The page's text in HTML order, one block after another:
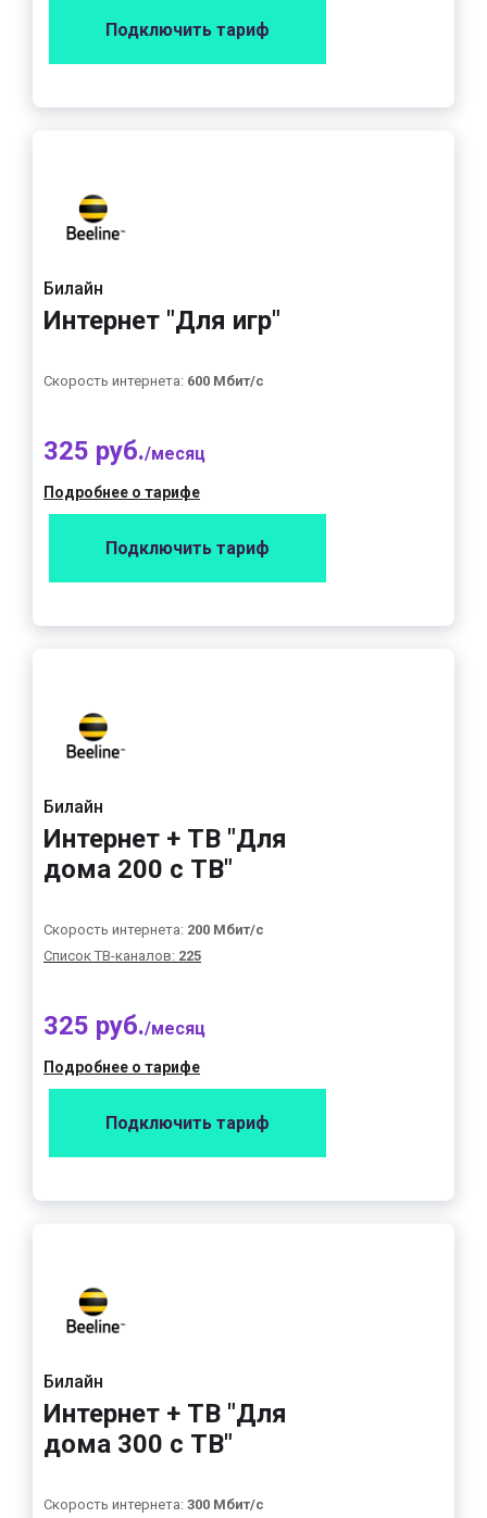
Подключить тариф
Билайн
Интернет "Для игр"
Скорость интернета: 600 Мбит/с
325 руб./месяц
Подробнее о тарифе
Подключить тариф
Билайн
Интернет + ТВ "Для
дома 200 с ТВ"
Скорость интернета: 200 Мбит/с
Список ТВ-каналов: 225
325 руб./месяц
Подробнее о тарифе
Подключить тариф
Билайн
Интернет + ТВ "Для
дома 300 с ТВ"
Скорость интернета: 300 Мбит/с